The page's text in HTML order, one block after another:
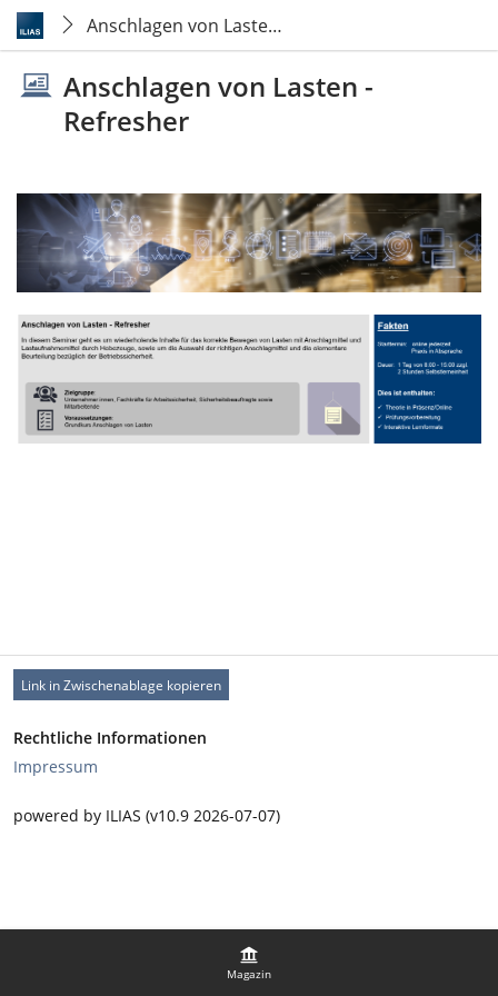
Anschlagen von Lasten - Refresher
Magazin
Anschlagen von Lasten -
Refresher
Link in Zwischenablage kopieren
Rechtliche Informationen
Impressum
powered by ILIAS (v10.9 2026-07-07)